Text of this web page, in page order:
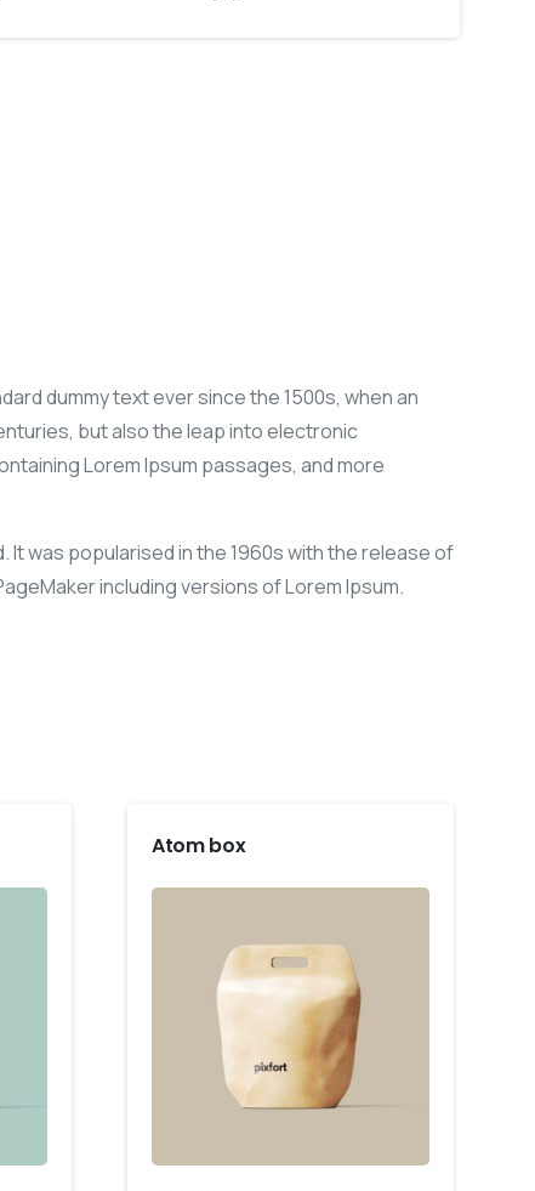
dummy text ever since the 1500s, when an
but also the leap into electronic
Lorem Ipsum passages, and more
was popularised in the 1960s with the release of
including versions of Lorem Ipsum.
Atom box